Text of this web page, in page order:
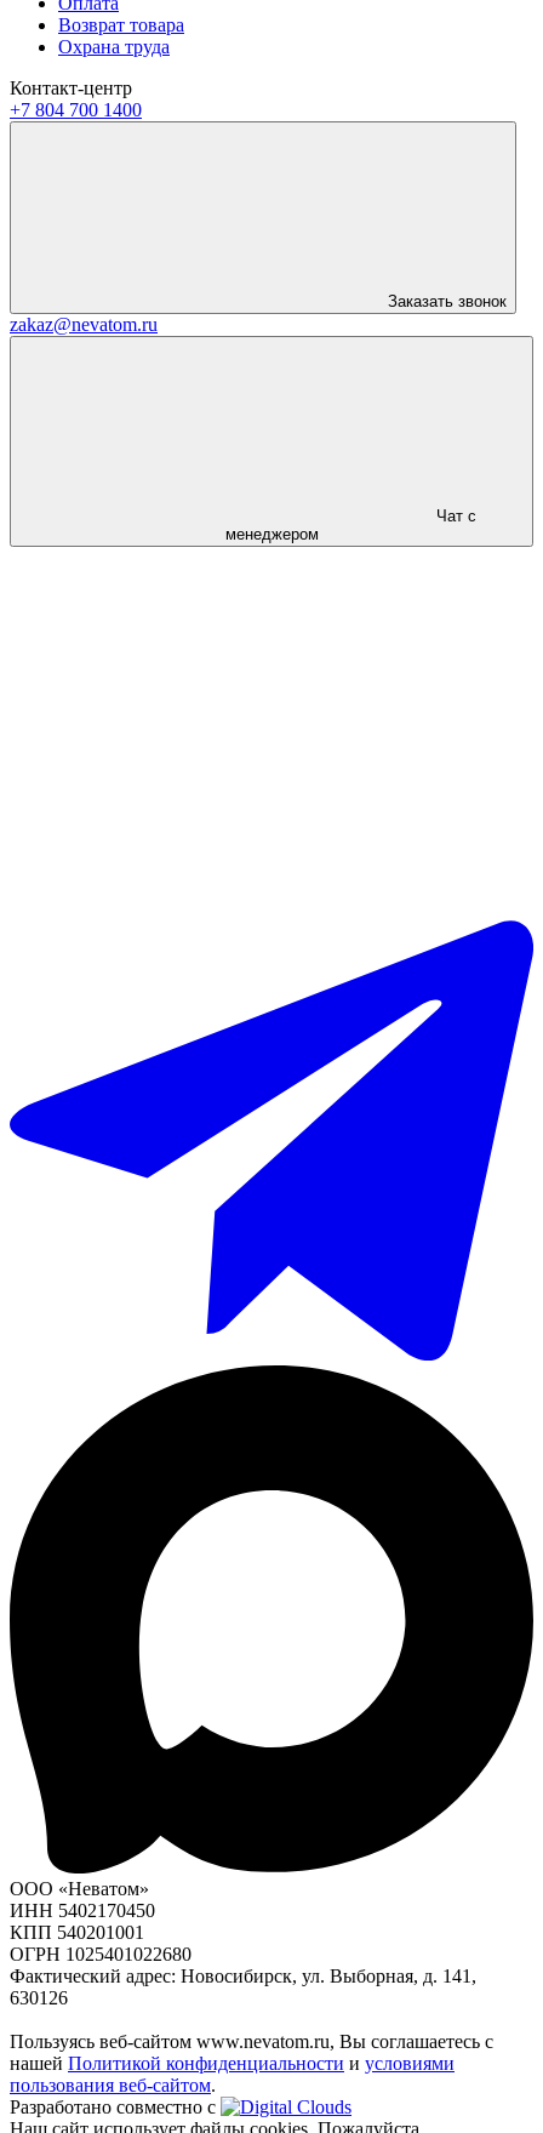
Возврат товара
Охрана труда
Контакт-центр
+7 804 700 1400
Заказать звонок
zakaz@nevatom.ru
Чат с
менеджером
ООО «Неватом»
ИНН 5402170450
КПП 540201001
ОГРН 1025401022680
Фактический адрес: Новосибирск, ул. Выборная, д. 141,
630126
Пользуясь веб-сайтом www.nevatom.ru, Вы соглашаетесь с
нашей Политикой конфиденциальности и условиями
пользования веб-сайтом.
Разработано совместно с
Наш сайт использует файлы cookies. Пожалуйста,